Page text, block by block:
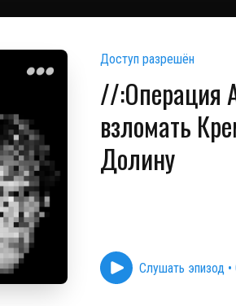
Доступ разрешён
//:Операция
взломать
Долину
Слушать эпизод •